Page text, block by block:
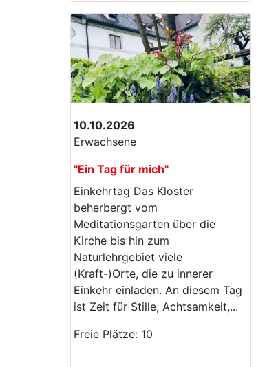
10.10.2026
Erwachsene
"Ein Tag für mich"
Einkehrtag Das Kloster
beherbergt vom
Meditationsgarten über die
Kirche bis hin zum
Naturlehrgebiet viele
(Kraft-)Orte, die zu innerer
Einkehr einladen. An diesem Tag
ist Zeit für Stille, Achtsamkeit,...
Freie Plätze: 10